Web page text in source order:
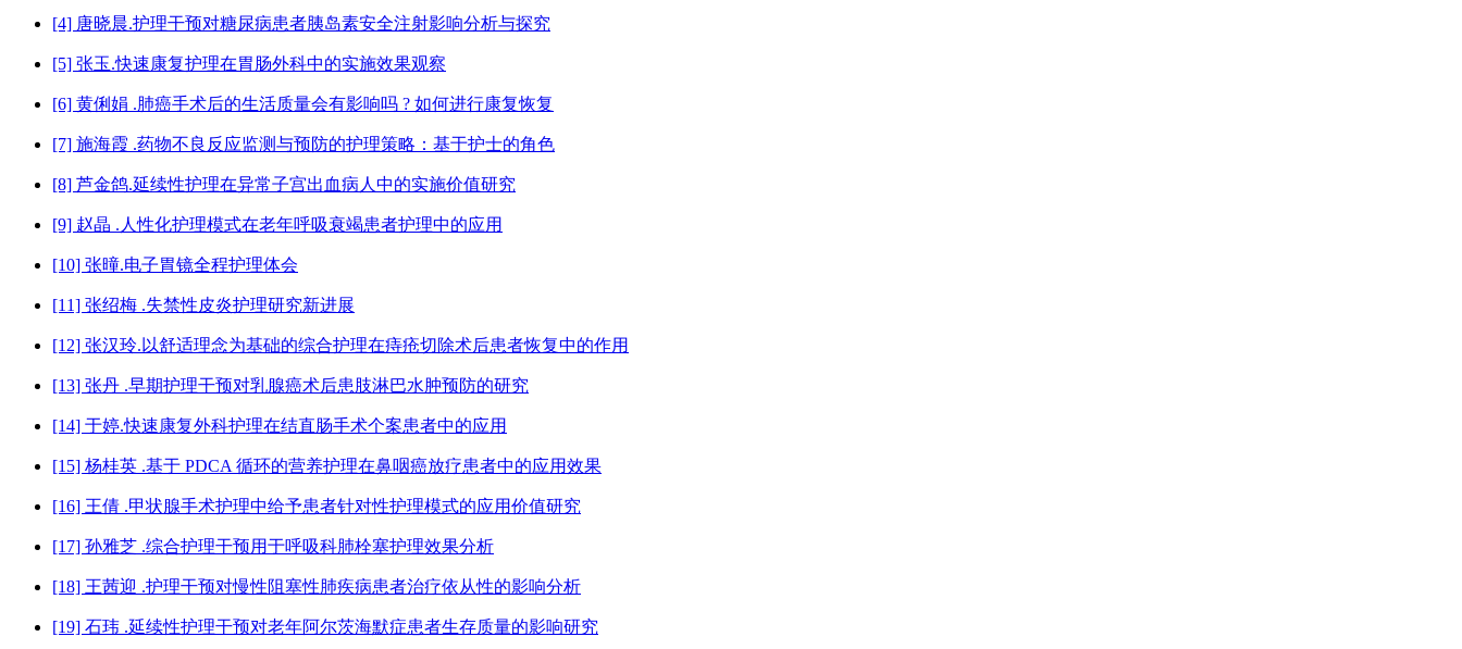
[4] 唐晓晨.护理干预对糖尿病患者胰岛素安全注射影响分析与探究
[5] 张玉.快速康复护理在胃肠外科中的实施效果观察
[6] 黄俐娟 .肺癌手术后的生活质量会有影响吗 ? 如何进行康复恢复
[7] 施海霞 .药物不良反应监测与预防的护理策略：基于护士的角色
[8] 芦金鸽.延续性护理在异常子宫出血病人中的实施价值研究
[9] 赵晶 .人性化护理模式在老年呼吸衰竭患者护理中的应用
[10] 张曈.电子胃镜全程护理体会
[11] 张绍梅 .失禁性皮炎护理研究新进展
[12] 张汉玲.以舒适理念为基础的综合护理在痔疮切除术后患者恢复中的作用
[13] 张丹 .早期护理干预对乳腺癌术后患肢淋巴水肿预防的研究
[14] 于婷.快速康复外科护理在结直肠手术个案患者中的应用
[15] 杨桂英 .基于 PDCA 循环的营养护理在鼻咽癌放疗患者中的应用效果
[16] 王倩 .甲状腺手术护理中给予患者针对性护理模式的应用价值研究
[17] 孙雅芝 .综合护理干预用于呼吸科肺栓塞护理效果分析
[18] 王茜迎 .护理干预对慢性阻塞性肺疾病患者治疗依从性的影响分析
[19] 石玮 .延续性护理干预对老年阿尔茨海默症患者生存质量的影响研究